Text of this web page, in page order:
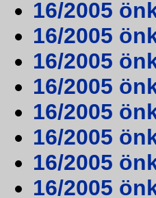
16/2005
16/2005
16/2005
16/2005
16/2005
16/2005
16/2005
16/2005